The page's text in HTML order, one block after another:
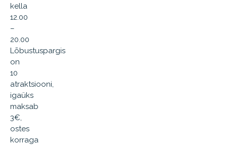
kella
12.00
–
20.00
Lõbustuspargis
on
10
atraktsiooni,
igaüks
maksab
3€,
ostes
korraga